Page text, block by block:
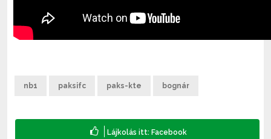
nb1 paksifc paks-kte bognár